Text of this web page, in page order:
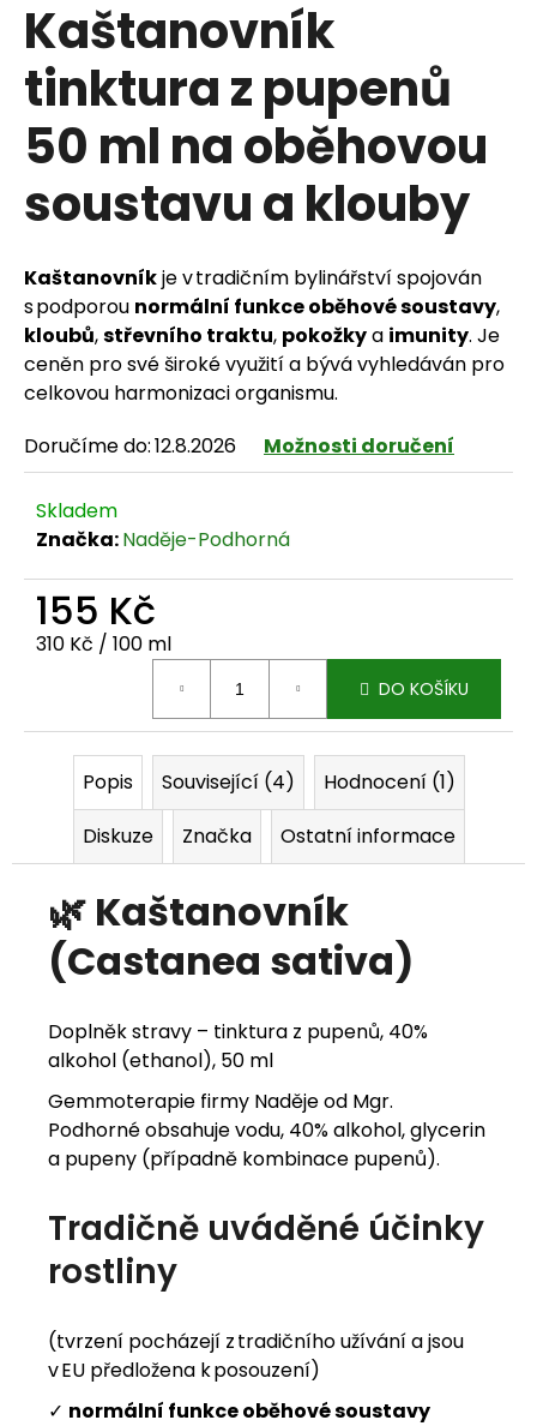
Kaštanovník
tinktura z pupenů
50 ml na oběhovou
soustavu a klouby
Kaštanovníkje v tradičním bylinářství spojován
s podporou normální funkce oběhové soustavy,
kloubů,střevního traktu, pokožkya imunity. Je
ceněn pro své široké využití a bývá vyhledáván pro
celkovou harmonizaci organismu.
Doručíme do:12.8.2026 Možnosti doručení
Skladem
Značka:Naděje-Podhorná
155 Kč
Měrná cena:
310 Kč / 100 ml
DO KOŠÍKU
Popis Související (4)
Hodnocení (1)
Diskuze
Značka Ostatní informace
🌿 Kaštanovník
(Castanea sativa)
Doplněk stravy – tinktura z pupenů, 40%
alkohol (ethanol), 50 ml
Gemmoterapie firmy Naděje od Mgr.
Podhorné obsahuje vodu, 40% alkohol, glycerin
a pupeny (případně kombinace pupenů).
Tradičně uváděné účinky
rostliny
(tvrzení pocházejí z tradičního užívání a jsou
v EU předložena k posouzení)
✓ normální funkce oběhové soustavy
HLEDAT
D
o
p
o
r
u
č
u
j
e
m